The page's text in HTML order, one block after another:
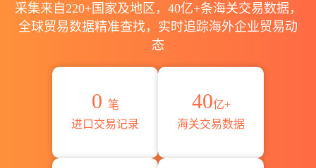
采集来自220+国家及地区，40亿+条海关交易数据，
全球贸易数据精准查找，实时追踪海外企业贸易动
态
0 笔
进口交易记录
40亿+
海关交易数据